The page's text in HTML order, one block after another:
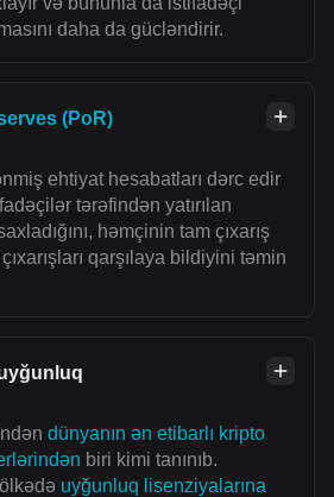
daha da gücləndirir.
(PoR)
ehtiyat hesabatları dərc edir
tərəfindən yatırılan
həmçinin tam çıxarış
qarşılaya bildiyini təmin
dünyanın ən etibarlı kripto
biri kimi tanınıb.
uyğunluq lisenziyalarına